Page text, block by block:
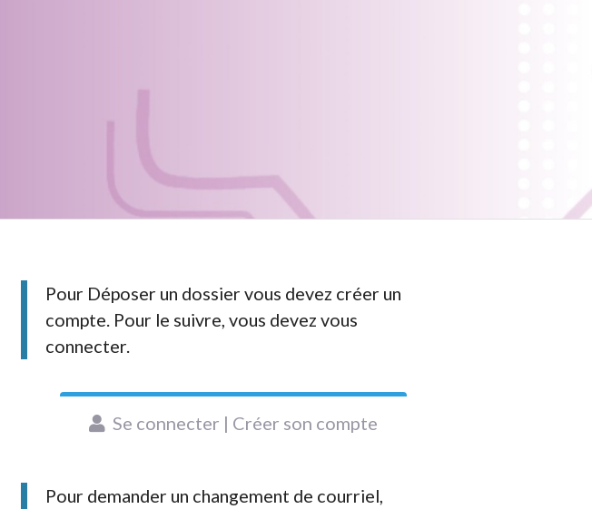
Pour Déposer un dossier vous devez créer un
compte. Pour le suivre, vous devez vous
connecter.
Se connecter | Créer son compte
Pour demander un changement de courriel,